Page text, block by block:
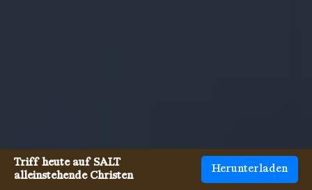
Triff heute auf SALT
alleinstehende Christen
Herunterladen